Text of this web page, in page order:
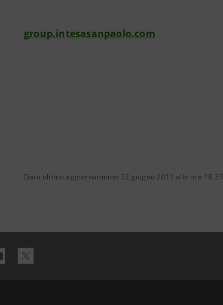
group.intesasanpaolo.com
Data ultimo aggiornamento 22 giugno 2011 alle ore 18:33